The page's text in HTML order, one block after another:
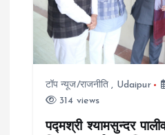
a
टॉप न्यूज/राजनीति , Udaipur
314 views
पद्मश्री श्यामसुन्दर